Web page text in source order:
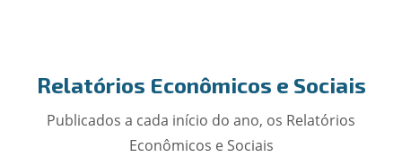
Relatórios Econômicos e Sociais
Publicados a cada início do ano, os Relatórios
Econômicos e Sociais